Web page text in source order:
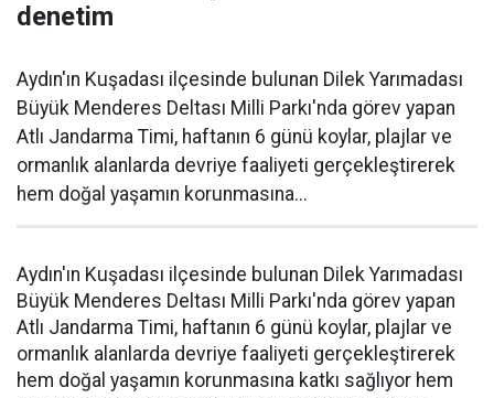
denetim
Aydın'ın Kuşadası ilçesinde bulunan Dilek Yarımadası
Büyük Menderes Deltası Milli Parkı'nda görev yapan
Atlı Jandarma Timi, haftanın 6 günü koylar, plajlar ve
ormanlık alanlarda devriye faaliyeti gerçekleştirerek
hem doğal yaşamın korunmasına...
Aydın'ın Kuşadası ilçesinde bulunan Dilek Yarımadası
Büyük Menderes Deltası Milli Parkı'nda görev yapan
Atlı Jandarma Timi, haftanın 6 günü koylar, plajlar ve
ormanlık alanlarda devriye faaliyeti gerçekleştirerek
hem doğal yaşamın korunmasına katkı sağlıyor hem